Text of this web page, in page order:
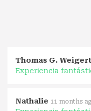
Thomas G. Weigert
Experiencia
Nathalie 11 months